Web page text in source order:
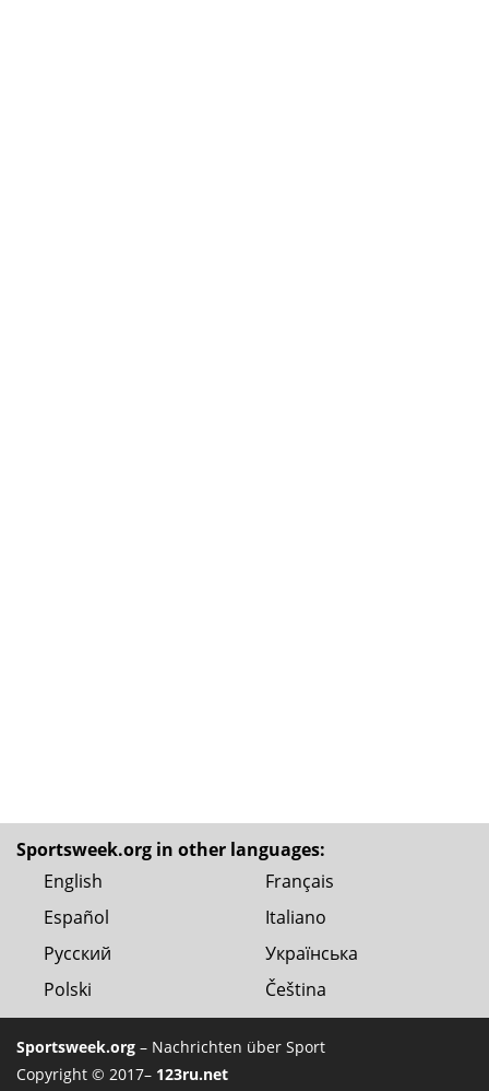
Sportsweek.org in other languages:
English
Français
Español
Italiano
Русский
Українська
Polski
Čeština
Sportsweek.org – Nachrichten über Sport
Copyright © 2017– 123ru.net